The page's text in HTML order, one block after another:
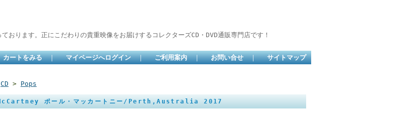
ります。正にこだわりの貴重映像をお届けするコレクターズCD・DVD通販専門店です！
カートをみる ｜ マイページへログイン ｜ ご利用案内 ｜ お問い合せ ｜ サイトマップ
CD > Pops
ポール・マッカートニー/Perth,Australia 2017